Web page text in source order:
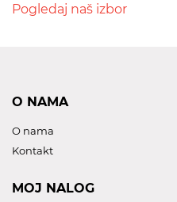
Pogledaj naš izbor
O NAMA
O nama
Kontakt
MOJ NALOG